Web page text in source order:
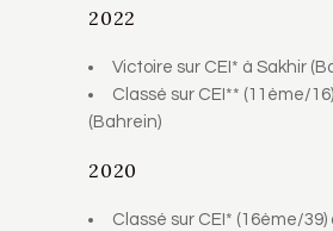
2022
Victoire sur CEI* à Sakhir
Classé sur CEI** (11ème/
(Bahrein)
2020
Classé sur CEI* (16ème/39)